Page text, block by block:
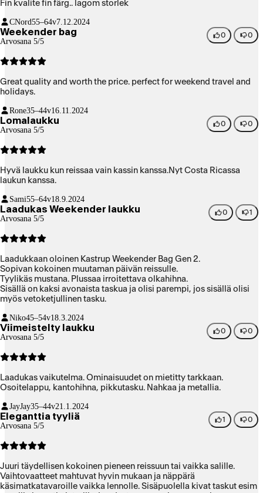
Fin kvalite fin färg.. lagom storlek
CNord55–64v7.12.2024
Weekender bag
Arvosana 5/5
0 0
Great quality and worth the price. perfect for weekend travel and
holidays.
Rone35–44v16.11.2024
Lomalaukku
Arvosana 5/5
0 0
Hyvä laukku kun reissaa vain kassin kanssa.Nyt Costa Ricassa
laukun kanssa.
Sami55–64v18.9.2024
Laadukas Weekender laukku
Arvosana 5/5
0 1
Laadukkaan oloinen Kastrup Weekender Bag Gen 2.
Sopivan kokoinen muutaman päivän reissulle.
Tyylikäs mustana. Plussaa irroitettava olkahihna.
Sisällä on kaksi avonaista taskua ja olisi parempi, jos sisällä olisi
myös vetoketjullinen tasku.
Niko45–54v18.3.2024
Viimeistelty laukku
Arvosana 5/5
0 0
Laadukas vaikutelma. Ominaisuudet on mietitty tarkkaan.
Osoitelappu, kantohihna, pikkutasku. Nahkaa ja metallia.
JayJay35–44v21.1.2024
Eleganttia tyyliä
Arvosana 5/5
1 0
Juuri täydellisen kokoinen pieneen reissuun tai vaikka salille.
Vaihtovaatteet mahtuvat hyvin mukaan ja näppärä
käsimatkatavaroille vaikka lennolle. Sisäpuolella kivat taskut esim